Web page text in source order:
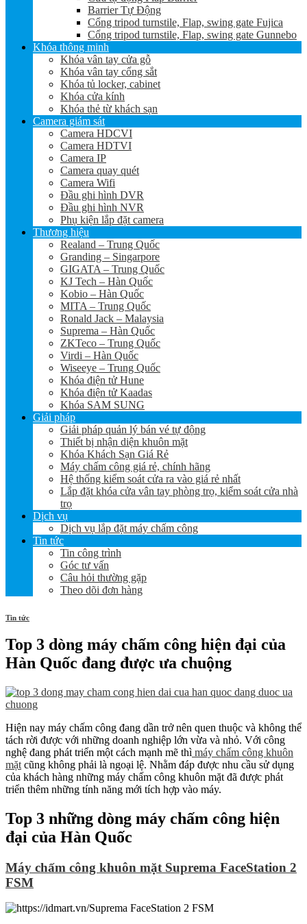
Barrier Tự Động
Cổng tripod turnstile, Flap, swing gate Fujica
Cổng tripod turnstile, Flap, swing gate Gunnebo
Khóa thông minh
Khóa vân tay cửa gỗ
Khóa vân tay cổng sắt
Khóa tủ locker, cabinet
Khóa cửa kính
Khóa thẻ từ khách sạn
Camera giám sát
Camera HDCVI
Camera HDTVI
Camera IP
Camera quay quét
Camera Wifi
Đầu ghi hình DVR
Đầu ghi hình NVR
Phụ kiện lắp đặt camera
Thương hiệu
Realand – Trung Quốc
Granding – Singarpore
GIGATA – Trung Quốc
KJ Tech – Hàn Quốc
Kobio – Hàn Quốc
MITA – Trung Quốc
Ronald Jack – Malaysia
Suprema – Hàn Quốc
ZKTeco – Trung Quốc
Virdi – Hàn Quốc
Wiseeye – Trung Quốc
Khóa điện tử Hune
Khóa điện tử Kaadas
Khóa SAM SUNG
Giải pháp
Giải pháp quản lý bán vé tự động
Thiết bị nhận diện khuôn mặt
Khóa Khách Sạn Giá Rẻ
Máy chấm công giá rẻ, chính hãng
Hệ thống kiểm soát cửa ra vào giá rẻ nhất
Lắp đặt khóa cửa vân tay phòng trọ, kiểm soát cửa nhà
trọ
Dịch vụ
Dịch vụ lắp đặt máy chấm công
Tin tức
Tin công trình
Góc tư vấn
Câu hỏi thường gặp
Theo dõi đơn hàng
Tin tức
Top 3 dòng máy chấm công hiện đại của
Hàn Quốc đang được ưa chuộng
Hiện nay máy chấm công đang dần trở nên quen thuộc và không thể
tách rời được với những doanh nghiệp lớn vừa và nhỏ. Với công
nghệ đang phát triển một cách mạnh mẽ thì máy chấm công khuôn
mặt cũng không phải là ngoại lệ. Nhằm đáp được nhu cầu sử dụng
của khách hàng những máy chấm công khuôn mặt đã được phát
triển thêm những tính năng mới tích hợp vào máy.
Top 3 những dòng máy chấm công hiện
đại của Hàn Quốc
Máy chấm công khuôn mặt Suprema FaceStation 2
FSM